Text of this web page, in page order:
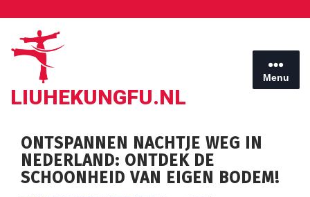
inhoud
LIUHEKUNGFU.NL
Menu
ONTSPANNEN NACHTJE WEG IN
NEDERLAND: ONTDEK DE
SCHOONHEID VAN EIGEN BODEM!